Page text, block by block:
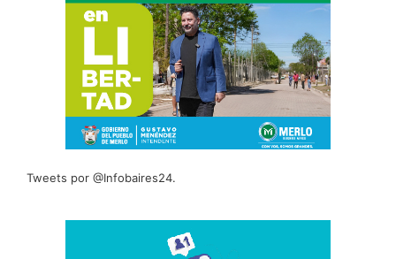
Tweets por @Infobaires24.